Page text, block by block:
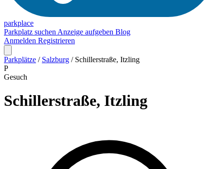
parkplace
Parkplatz suchen Anzeige aufgeben Blog
Anmelden Registrieren
Parkplätze / Salzburg / Schillerstraße, Itzling
P
Gesuch
Schillerstraße, Itzling